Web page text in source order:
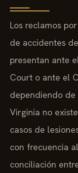
Los reclamos
de accidentes
presentan ante
Court o ante el
dependiendo
Virginia no
casos de
con frecuencia
conciliación